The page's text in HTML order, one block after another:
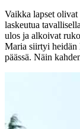
Vaikka lapset olivat
laskeutua
ulos ja alkoivat
Maria siirtyi
päässä. Näin